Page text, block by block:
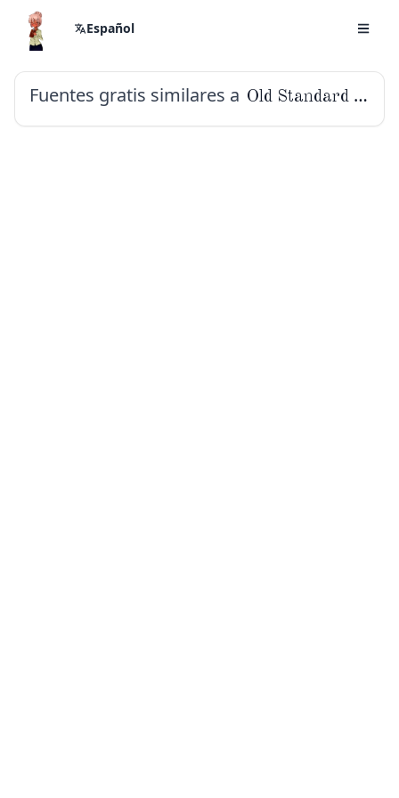
Español
Fuentes gratis similares a Old Standard TT